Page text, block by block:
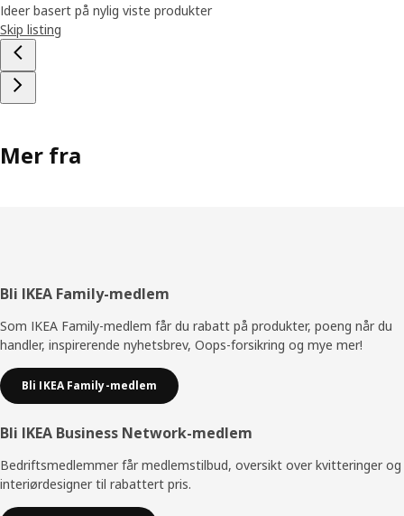
Ideer basert på nylig viste produkter
Skip listing
Mer fra
Bunntekst
Bli IKEA Family-medlem
Som IKEA Family-medlem får du rabatt på produkter, poeng når du
handler, inspirerende nyhetsbrev, Oops-forsikring og mye mer!
Bli IKEA Family-medlem
Bli IKEA Business Network-medlem
Bedriftsmedlemmer får medlemstilbud, oversikt over kvitteringer og
interiørdesigner til rabattert pris.